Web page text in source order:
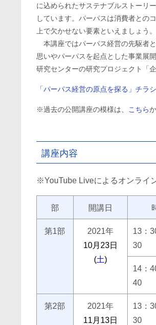
に込められたサステナブルストーリ
しています。パーパスは消費者との
上で欠かせない要素といえましょう。
本講座ではパーパス経営の先駆者
思いやパーパスを起点とした事業展
研究センターの研究プロジェクト「
「パーパス経営の原点を探る」チラシ
※過去の公開講座の模様は、 こちら
講座内容
※YouTube Liveによるオンライ
部 開講日
第1部
2021年
10月23日
(土)
13：
30
14：
40
第2部
2021年
11月13日
13：
30